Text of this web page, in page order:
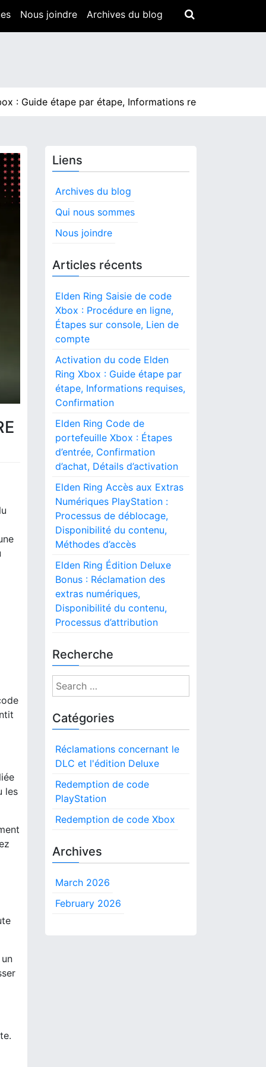
Nous joindre Archives du blog
étape par étape, Informations requises,
les
Liens
Archives du blog
Qui nous sommes
Nous joindre
Articles récents
Elden Ring Saisie de code
Xbox : Procédure en ligne,
Étapes sur console, Lien de
compte
Activation du code Elden
Ring Xbox : Guide étape par
étape, Informations requises,
Confirmation
Elden Ring Code de
portefeuille Xbox : Étapes
d’entrée, Confirmation
d’achat, Détails d’activation
Elden Ring Accès aux Extras
Numériques PlayStation :
Processus de déblocage,
Disponibilité du contenu,
Méthodes d’accès
Elden Ring Édition Deluxe
Bonus : Réclamation des
extras numériques,
Disponibilité du contenu,
Processus d’attribution
Recherche
S
e
a
r
h
o
Catégories
Réclamations concernant le
DLC et l'édition Deluxe
Redemption de code
PlayStation
Redemption de code Xbox
Archives
March 2026
February 2026